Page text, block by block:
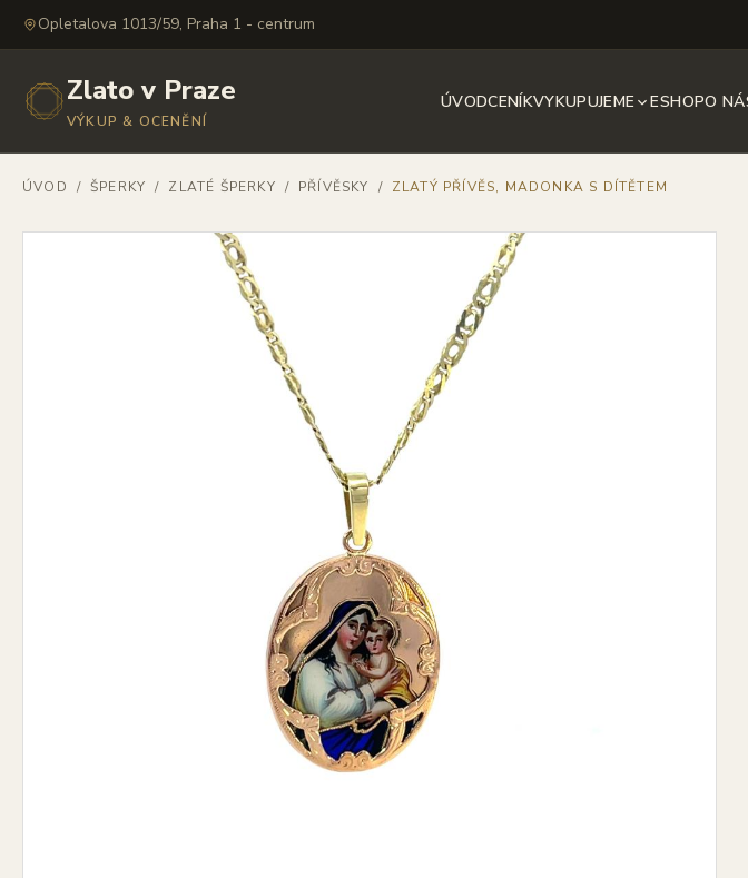
Opletalova 1013/59, Praha 1 - centrum
Zlato v Praze
VÝKUP & OCENĚNÍ
ÚVODCENÍKVYKUPUJEME ESHOPO
ÚVOD / ŠPERKY / ZLATÉ ŠPERKY / PŘÍVĚSKY / ZLATÝ PŘÍVĚS, MADONKA S DÍTĚTEM